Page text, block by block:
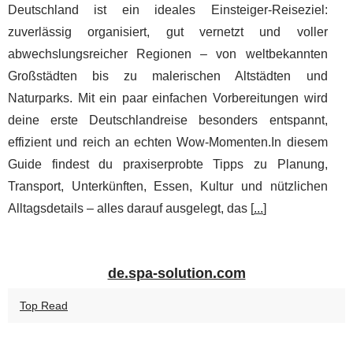
Deutschland ist ein ideales Einsteiger-Reiseziel:
zuverlässig organisiert, gut vernetzt und voller
abwechslungsreicher Regionen – von weltbekannten
Großstädten bis zu malerischen Altstädten und
Naturparks. Mit ein paar einfachen Vorbereitungen wird
deine erste Deutschlandreise besonders entspannt,
effizient und reich an echten Wow-Momenten.In diesem
Guide findest du praxiserprobte Tipps zu Planung,
Transport, Unterkünften, Essen, Kultur und nützlichen
Alltagsdetails – alles darauf ausgelegt, das [...]
de.spa-solution.com
Top Read